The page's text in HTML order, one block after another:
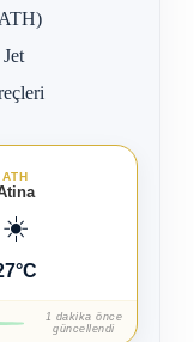
ATH
☀️
1 dakika önce
güncellendi